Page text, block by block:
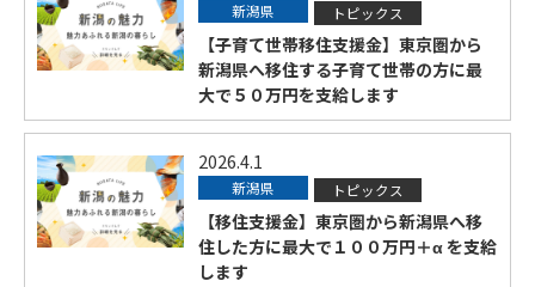
新潟県 トピックス
【子育て世帯移住支援金】東京圏から
新潟県へ移住する子育て世帯の方に最
大で５０万円を支給します
2026.4.1
新潟県 トピックス
【移住支援金】東京圏から新潟県へ移
住した方に最大で１００万円＋α を支給
します